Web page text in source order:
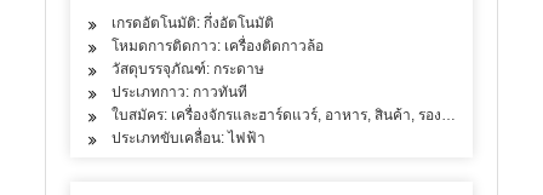
เกรดอัตโนมัติ: กึ่งอัตโนมัติ
โหมดการติดกาว: เครื่องติดกาวล้อ
วัสดุบรรจุภัณฑ์: กระดาษ
ประเภทกาว: กาวทันที
ใบสมัคร: เครื่องจักรและฮาร์ดแวร์, อาหาร, สินค้า, รองเท้า, เคมี, เครื่
ประเภทขับเคลื่อน: ไฟฟ้า